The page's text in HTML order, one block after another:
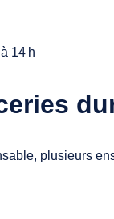
14 h
plusieurs